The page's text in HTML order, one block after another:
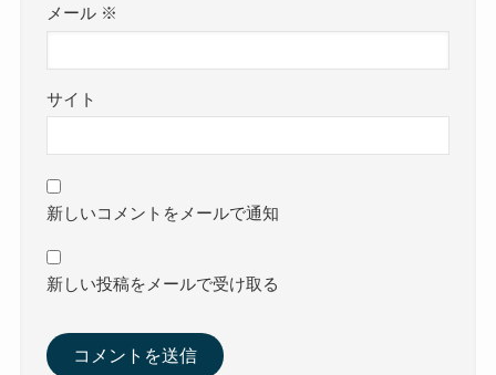
メール ※
サイト
新しいコメントをメールで通知
新しい投稿をメールで受け取る